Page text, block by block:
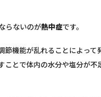
らないのが熱中症です。
機能が乱れることによって
とで体内の水分や塩分が不